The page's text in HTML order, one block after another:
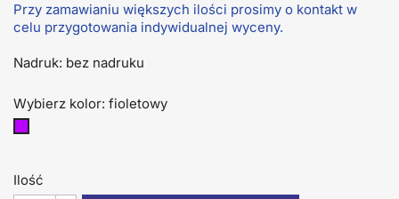
Przy zamawianiu większych ilości prosimy o kontakt w
celu przygotowania indywidualnej wyceny.
Nadruk: bez nadruku
Wybierz kolor: fioletowy
Ilość